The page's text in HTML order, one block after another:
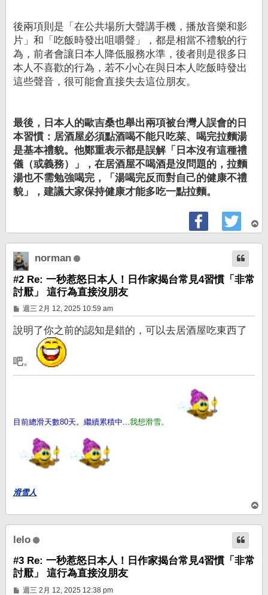
後兩項則是「在公共場所大聲講手機，播放音樂和影
片」和「吃飯時發出咀嚼聲」，都是相當不禮貌的行
為，前者會讓日本人降低服務水準，後者則是很多日
本人不喜歡的行為，若不小心在與日本人吃飯時發出
這些聲音，很可能會直接失去這位朋友。
最後，日本人的歐吉桑也舉出兩項被台灣人誤會的日
本習慣：居酒屋必須點酒喝不能只吃菜、喝完拉麵湯
是基本禮貌。他鄭重表示都是誤解「日本沒有這種禮
儀（或義務）」，在居酒屋不喝酒是沒問題的，拉麵
湯也不需勉強喝完，「湯喝完反而對自己的健康不禮
貌」，建議大家保持健康才能多吃一點拉麵。
頂
端
norman
#2 Re: 一秒惹怒日本人！日作家揭台常見4習慣「非常
討厭」 這行為直接沒朋友
文
章
週三 2月 12, 2025 10:59 am
說明了你之前的認知是錯的，可以去居酒屋吃東西了
吧。
目前總滑天數80天。繼續累積中... 我想滑雪。
滑雪人
頂
端
lelo
#3 Re: 一秒惹怒日本人！日作家揭台常見4習慣「非常
討厭」 這行為直接沒朋友
文
週三 2月 12, 2025 12:38 pm